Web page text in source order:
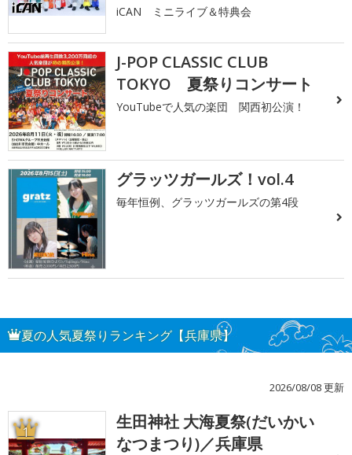
iCAN ミニライブ＆特典会
J-POP CLASSIC CLUB
TOKYO 夏祭りコンサート
YouTubeで人気の楽団 関西初公演！
グラッツガールズ！vol.4
毎年恒例、グラッツガールズの第4段
夏の人気夏祭りランキング【兵庫県】
2026/08/08 更新
1
生田神社 大海夏祭(だいかい
なつまつり)／兵庫県